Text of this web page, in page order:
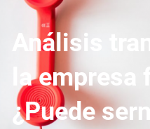
Análisis
la
¿Puede